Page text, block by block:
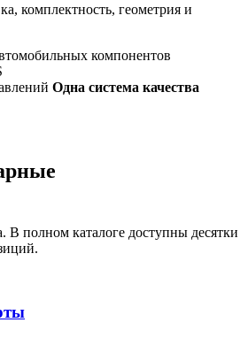
комплектность, геометрия и
Одна система качества
В полном каталоге доступны десятки